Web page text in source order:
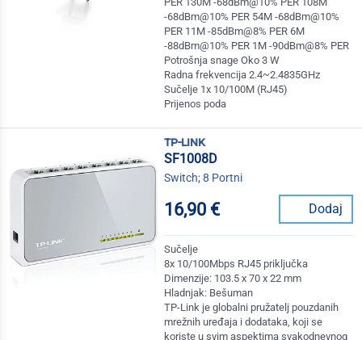
-68dBm@10% PER 54M -68dBm@10%
PER 11M -85dBm@8% PER 6M
-88dBm@10% PER 1M -90dBm@8% PER
Potrošnja snage Oko 3 W
Radna frekvencija 2.4~2.4835GHz
Sučelje 1x 10/100M (RJ45)
Prijenos poda
tp-link
SF1008D
Switch; 8 Portni
16,90 € Dodaj
Sučelje
8x 10/100Mbps RJ45 priključka
Dimenzije: 103.5 x 70 x 22 mm
Hladnjak: Bešuman
TP-Link je globalni pružatelj pouzdanih
mrežnih uređaja i dodataka, koji se
koriste u svim aspektima svakodnevnog